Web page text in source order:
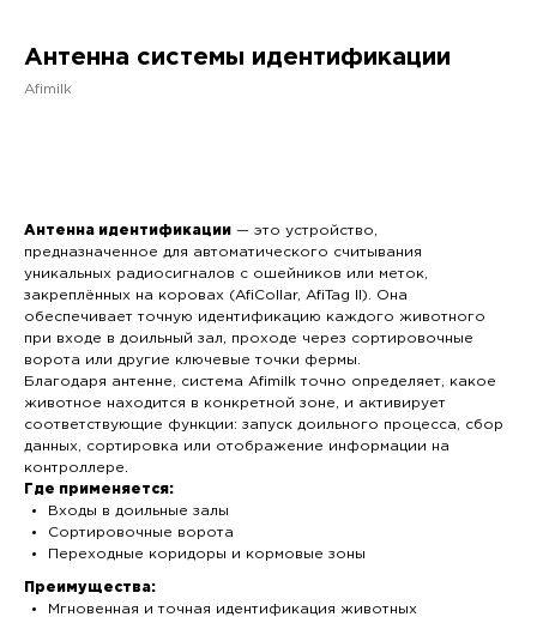
Антенна системы идентификации
Afimilk
Антенна идентификации — это устройство,
предназначенное для автоматического считывания
уникальных радиосигналов с ошейников или меток,
закреплённых на коровах (AfiCollar, AfiTag II). Она
обеспечивает точную идентификацию каждого животного
при входе в доильный зал, проходе через сортировочные
ворота или другие ключевые точки фермы.
Благодаря антенне, система Afimilk точно определяет, какое
животное находится в конкретной зоне, и активирует
соответствующие функции: запуск доильного процесса, сбор
данных, сортировка или отображение информации на
контроллере.
Где применяется:
Входы в доильные залы
Сортировочные ворота
Переходные коридоры и кормовые зоны
Преимущества:
Мгновенная и точная идентификация животных